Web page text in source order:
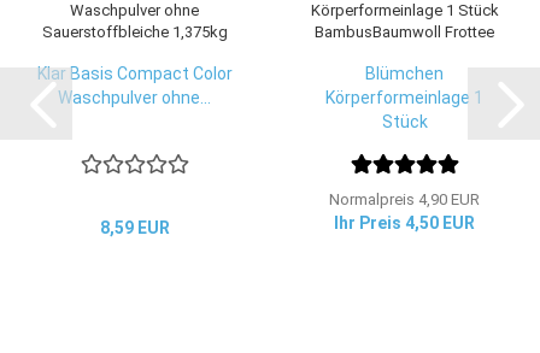
Klar Basis Compact Color
Waschpulver ohne...
8,59 EUR
Blümchen
Körperformeinlage 1
Stück
Normalpreis 4,90 EUR
Ihr Preis 4,50 EUR